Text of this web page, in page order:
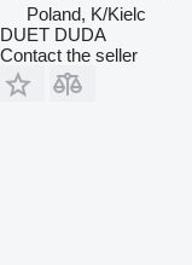
Poland, K/Kielc
DUET DUDA
Contact the seller